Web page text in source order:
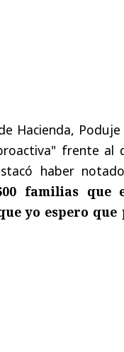
Hacienda,
frente al
haber notado
familias que
yo espero